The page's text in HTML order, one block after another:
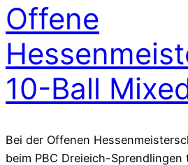
Offene
10-Ball
Bei der Offenen
beim PBC Dreieich-Sprendlingen